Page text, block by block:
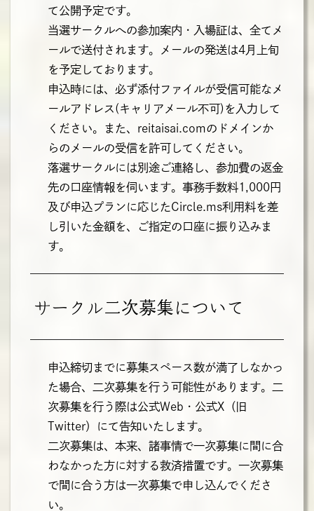
て公開予定です。
当選サークルへの参加案内・入場証は、全てメ
ールで送付されます。メールの発送は4月上旬
を予定しております。
申込時には、必ず添付ファイルが受信可能なメ
ールアドレス(キャリアメール不可)を入力して
ください。また、reitaisai.comのドメインか
らのメールの受信を許可してください。
落選サークルには別途ご連絡し、参加費の返金
先の口座情報を伺います。事務手数料1,000円
及び申込プランに応じたCircle.ms利用料を差
し引いた金額を、ご指定の口座に振り込みま
す。
サークル二次募集について
申込締切までに募集スペース数が満了しなかっ
た場合、二次募集を行う可能性があります。二
次募集を行う際は公式Web・公式X（旧
Twitter）にて告知いたします。
二次募集は、本来、諸事情で一次募集に間に合
わなかった方に対する救済措置です。一次募集
で間に合う方は一次募集で申し込んでくださ
い。